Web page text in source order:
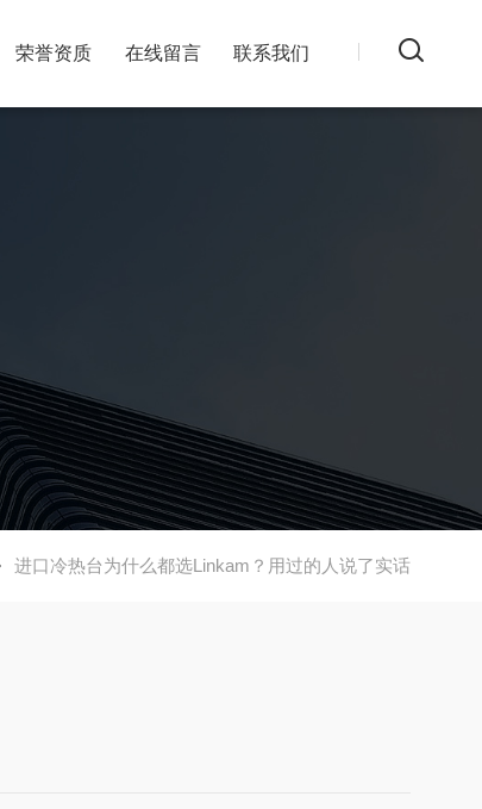
荣誉资质 在线留言 联系我们
进口冷热台为什么都选Linkam？用过的人说了实话